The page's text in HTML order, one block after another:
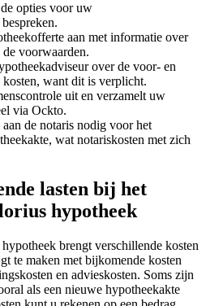
opties voor uw
aan met informatie over
de voorwaarden.
over de voor- en
want dit is verplicht.
uit en verzamelt uw
via Ockto.
de notaris nodig voor het
wat notariskosten met zich
lasten bij het
hypotheek
brengt verschillende kosten
te maken met bijkomende kosten
en advieskosten. Soms zijn
als een nieuwe hypotheekakte